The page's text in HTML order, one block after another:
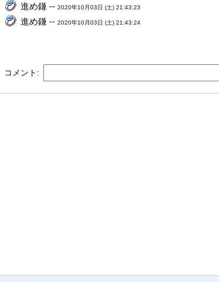
進め鎌 --2020年10月03日 (土) 21:43:23
進め鎌 --2020年10月03日 (土) 21:43:24
コメント: